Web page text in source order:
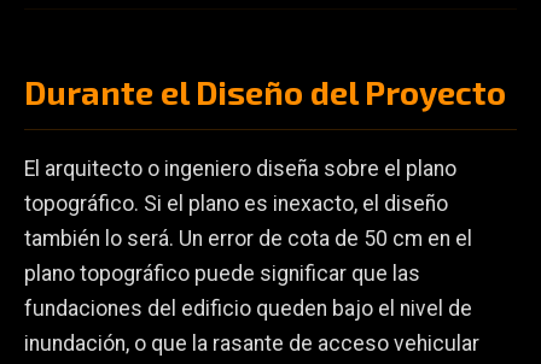
Durante el Diseño del Proyecto
El arquitecto o ingeniero diseña sobre el plano
topográfico. Si el plano es inexacto, el diseño
también lo será. Un error de cota de 50 cm en el
plano topográfico puede significar que las
fundaciones del edificio queden bajo el nivel de
inundación, o que la rasante de acceso vehicular